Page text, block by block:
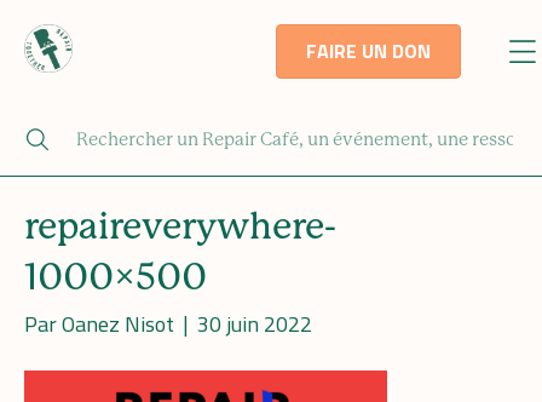
FAIRE UN DON
repaireverywhere-
1000×500
ParOanez Nisot | 30 juin 2022